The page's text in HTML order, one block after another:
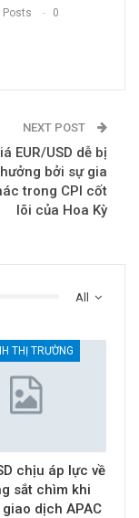
Posts 0
NEXT POST
EUR/USD dễ bị
bởi sự gia
trong CPI cốt
lõi của Hoa Kỳ
All
THỊ TRƯỜNG
chịu áp lực về
sắt chìm khi
dịch APAC